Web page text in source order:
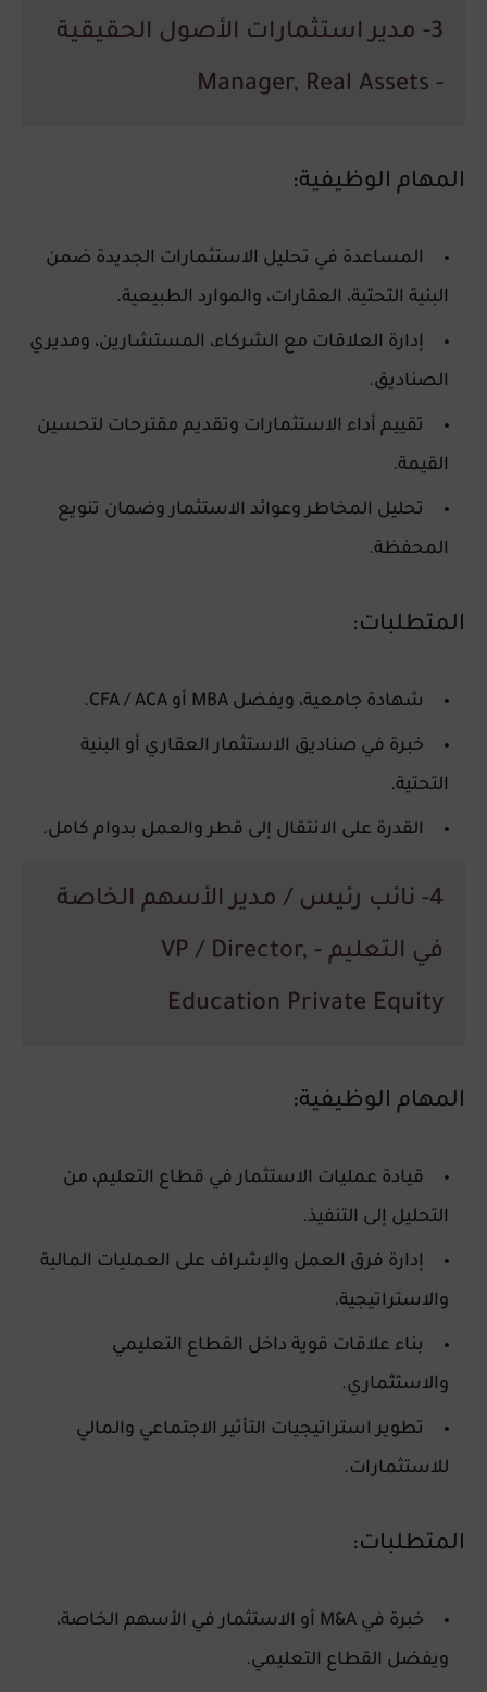
3- مدير استثمارات الأصول الحقيقية
- Manager, Real Assets
المهام الوظيفية:
المساعدة في تحليل الاستثمارات الجديدة ضمن
البنية التحتية، العقارات، والموارد الطبيعية.
إدارة العلاقات مع الشركاء، المستشارين، ومديري
الصناديق.
تقييم أداء الاستثمارات وتقديم مقترحات لتحسين
القيمة.
تحليل المخاطر وعوائد الاستثمار وضمان تنويع
المحفظة.
المتطلبات:
شهادة جامعية، ويفضل MBA أو CFA / ACA .
خبرة في صناديق الاستثمار العقاري أو البنية
التحتية.
القدرة على الانتقال إلى قطر والعمل بدوام كامل.
4- نائب رئيس / مدير الأسهم الخاصة
في التعليم - VP / Director,
Education Private Equity
المهام الوظيفية:
قيادة عمليات الاستثمار في قطاع التعليم، من
التحليل إلى التنفيذ.
إدارة فرق العمل والإشراف على العمليات المالية
والاستراتيجية.
بناء علاقات قوية داخل القطاع التعليمي
والاستثماري.
تطوير استراتيجيات التأثير الاجتماعي والمالي
للاستثمارات.
المتطلبات:
خبرة في M&A أو الاستثمار في الأسهم الخاصة،
ويفضل القطاع التعليمي.